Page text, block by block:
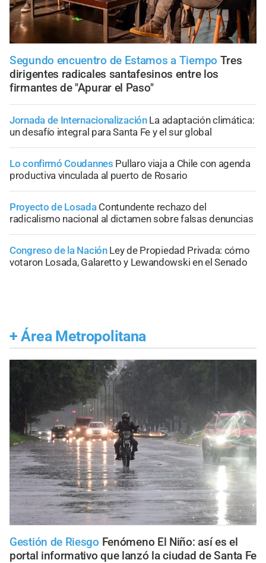
Segundo encuentro de Estamos a Tiempo Tres
dirigentes radicales santafesinos entre los
firmantes de "Apurar el Paso"
Jornada de Internacionalización La adaptación climática:
un desafío integral para Santa Fe y el sur global
Lo confirmó Coudannes Pullaro viaja a Chile con agenda
productiva vinculada al puerto de Rosario
Proyecto de Losada Contundente rechazo del
radicalismo nacional al dictamen sobre falsas denuncias
Congreso de la Nación Ley de Propiedad Privada: cómo
votaron Losada, Galaretto y Lewandowski en el Senado
+ Área Metropolitana
Gestión de Riesgo Fenómeno El Niño: así es el
portal informativo que lanzó la ciudad de Santa Fe